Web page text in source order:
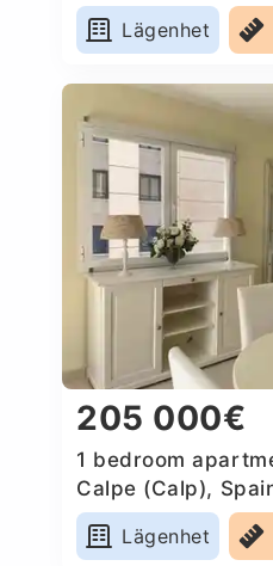
Lägenhet
205 000€
1 bedroom
Calpe (Calp),
Lägenhet